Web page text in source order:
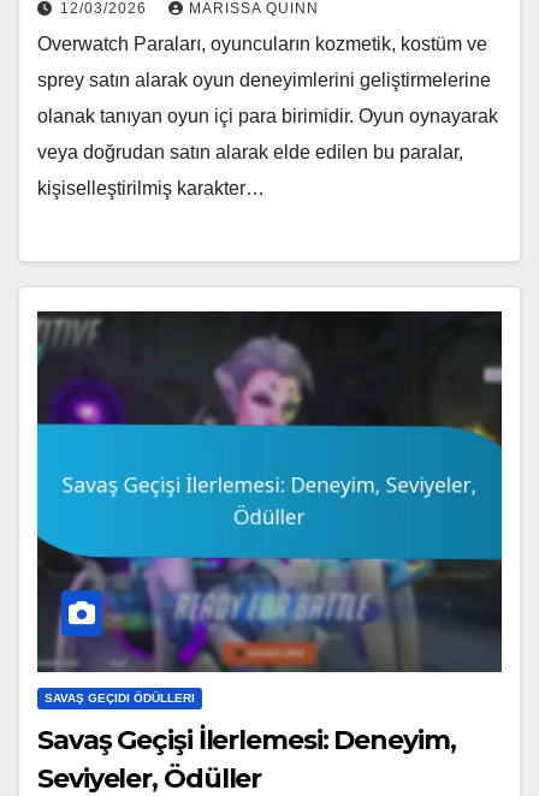
12/03/2026 MARISSA QUINN
Overwatch Paraları, oyuncuların kozmetik, kostüm ve
sprey satın alarak oyun deneyimlerini geliştirmelerine
olanak tanıyan oyun içi para birimidir. Oyun oynayarak
veya doğrudan satın alarak elde edilen bu paralar,
kişiselleştirilmiş karakter…
SAVAŞ GEÇIDI ÖDÜLLERI
Savaş Geçişi İlerlemesi: Deneyim,
Seviyeler, Ödüller